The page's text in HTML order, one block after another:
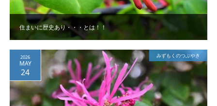
住まいに歴史あり・・・とは！！
2026
MAY
24
みずもくのつぶやき